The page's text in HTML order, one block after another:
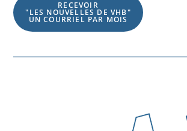
RECEVOIR
"LES NOUVELLES DE VHB"
UN COURRIEL PAR MOIS